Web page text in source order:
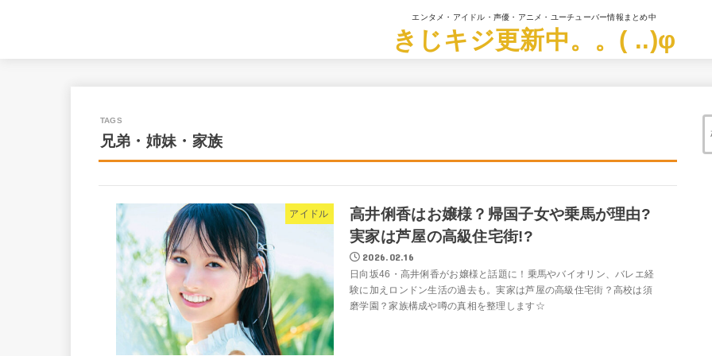
エンタメ・アイドル・声優・アニメ・ユーチューバー情報まとめ中
きじキジ更新中。。( ..)φ
兄弟・姉妹・家族
アイドル
高井俐香はお嬢様？帰国子女や乗馬が理由?
実家は芦屋の高級住宅街!?
2026.02.16
日向坂46・高井俐香がお嬢様と話題に！乗馬やバイオリン、バレエ経
験に加えロンドン生活の過去も。実家は芦屋の高級住宅街？高校は須
磨学園？家族構成や噂の真相を整理します☆